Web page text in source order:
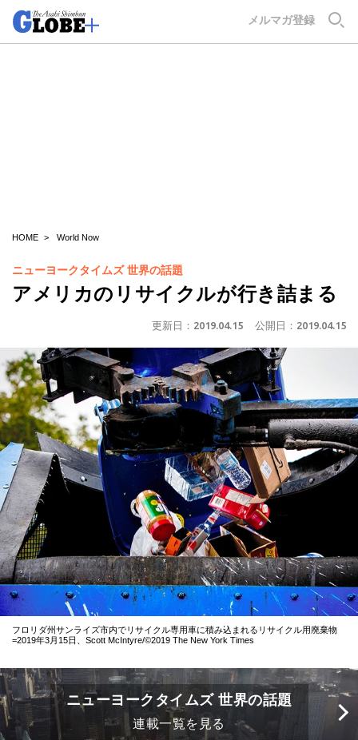
メルマガ登録
HOME World Now
ニューヨークタイムズ 世界の話題
アメリカのリサイクルが行き詰まる
更新日： 2019.04.15 公開日： 2019.04.15
フロリダ州サンライズ市内でリサイクル専用車に積み込まれるリサイクル用廃棄物
=2019年3月15日、Scott McIntyre/©2019 The New York Times
ニューヨークタイムズ 世界の話題
連載一覧を見る